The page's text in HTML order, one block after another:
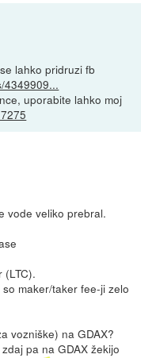
lahko pridruzi fb
4349909...
uporabite lahko moj
vode veliko prebral.
(LTC).
maker/taker fee-ji zelo
vozniške) na GDAX?
pa na GDAX žekijo